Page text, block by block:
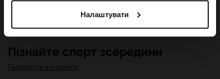
з метою націлювання та покращення відображення
відповідної онлайн-реклами, проведення аналітики,
відповідності вмісту та вдосконалення рішень, які
пропонують наші партнери (наприклад, соціальні
мережі). Детальну інформацію можна знайти в нашій
Політиці конфіденційності
Налаштувати
Пізнайте спорт зсередини
Перевірте всі записи